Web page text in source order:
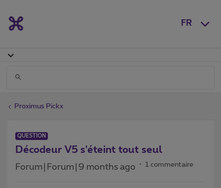
FR
Proximus Pickx
QUESTION
Décodeur V5 s'éteint tout seul
Forum|Forum|9 months ago 1 commentaire